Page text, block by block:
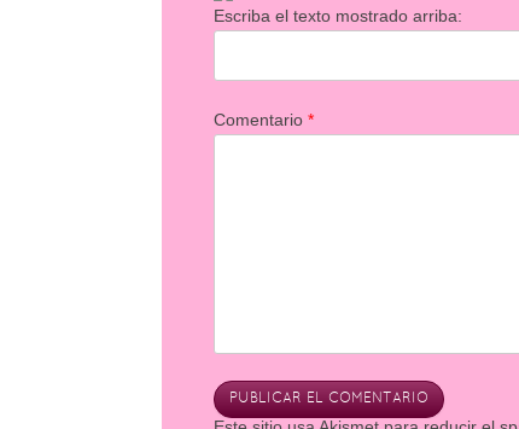
Escriba el texto mostrado arriba:
Comentario*